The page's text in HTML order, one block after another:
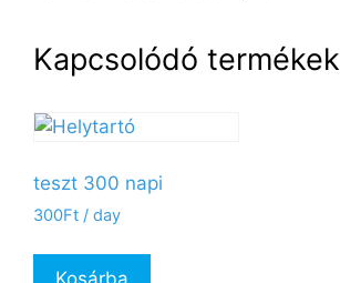
Kapcsolódó termékek
teszt 300 napi
300Ft / day